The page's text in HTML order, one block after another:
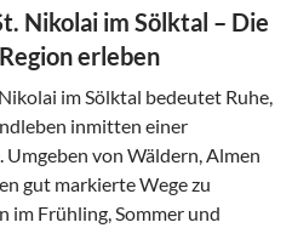
Nikolai im Sölktal – Die
erleben
im Sölktal bedeutet Ruhe,
inmitten einer
von Wäldern, Almen
gut markierte Wege zu
im Frühling, Sommer und